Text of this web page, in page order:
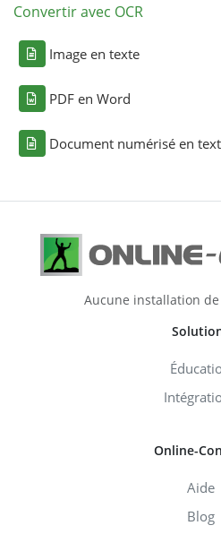
Convertir avec OCR
Image en texte
PDF en Word
Document numérisé en
Aucune installation
Online-
Aide
Blog